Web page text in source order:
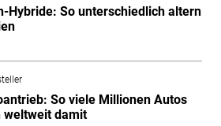
Hybride: So unterschiedlich altern
So viele Millionen Autos
weltweit damit